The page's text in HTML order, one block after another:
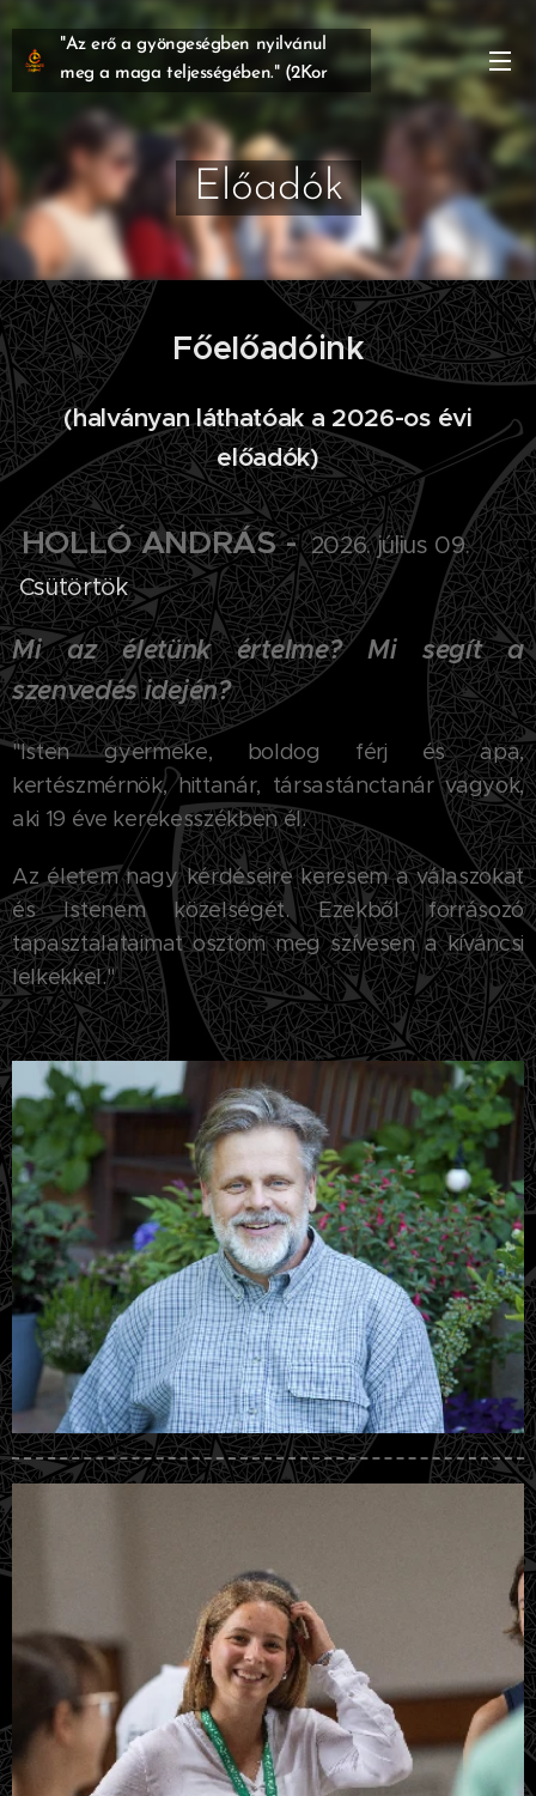
"Az erő a gyöngeségben nyilvánul
meg a maga teljességében." (2Kor
Előadók
Főelőadóink
(halványan láthatóak a 2026-os évi
előadók)
HOLLÓ ANDRÁS -2026. július 09.
Csütörtök
Mi az életünk értelme? Mi segít a
szenvedésidején?
"Isten gyermeke, boldog férj és apa,
kertészmérnök, hittanár, társastánctanár vagyok,
aki 19 éve kerekesszékben él.
Az életem nagy kérdéseire keresem a válaszokat
és Istenem közelségét. Ezekből forrásozó
tapasztalataimat osztom meg szívesen a kíváncsi
lelkekkel."